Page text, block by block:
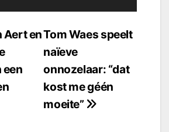
Tom Waes speelt
naïeve
onnozelaar: “dat
kost me géén
moeite”
Aert en